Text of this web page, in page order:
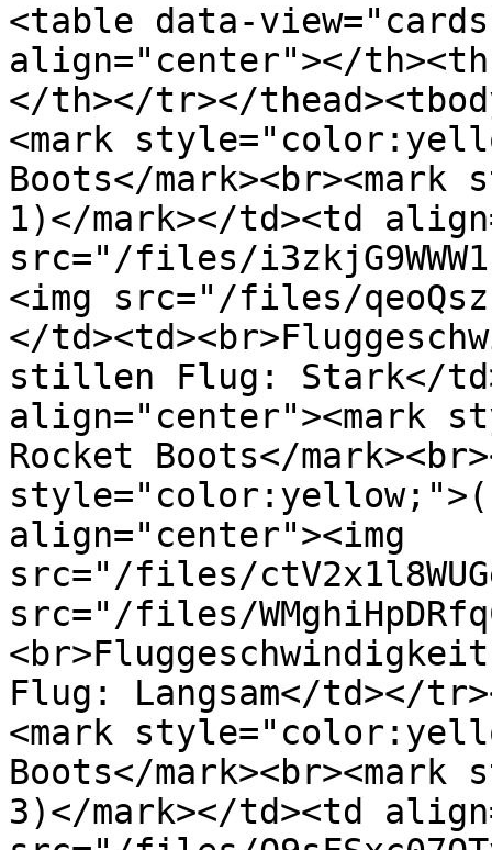
<table data-
align="center"></
</th></tr></
<mark
Boots</
1)</mark></td><td
src="/files/
<img src="/files/
</
stillen Flug: Stark</
align="center"><mark
Rocket Boots</
align="center"><img
src="/files/
src="/files/
Flug: Langsam</td></
<mark
Boots</
3)</mark></td><td